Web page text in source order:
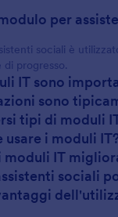
per
sociali è
progresso.
IT sono
sono
tipi di moduli
i moduli
moduli IT
sociali